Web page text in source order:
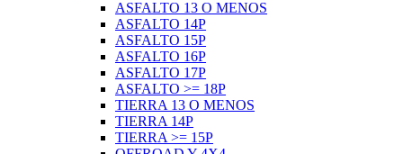
ASFALTO 13 O MENOS
ASFALTO 14P
ASFALTO 15P
ASFALTO 16P
ASFALTO 17P
ASFALTO >= 18P
TIERRA 13 O MENOS
TIERRA 14P
TIERRA >= 15P